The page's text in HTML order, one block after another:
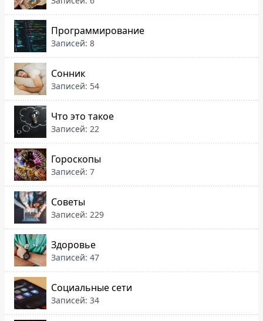
Программирование
Записей: 8
Сонник
Записей: 54
Что это такое
Записей: 22
Гороскопы
Записей: 7
Советы
Записей: 229
Здоровье
Записей: 47
Социальные сети
Записей: 34